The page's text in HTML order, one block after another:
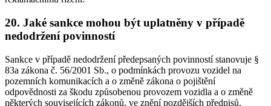
20. Jaké sankce mohou být uplatněny v případě
nedodržení povinností
Sankce v případě nedodržení předepsaných povinností stanovuje §
83a zákona č. 56/2001 Sb., o podmínkách provozu vozidel na
pozemních komunikacích a o změně zákona o pojištění
odpovědnosti za škodu způsobenou provozem vozidla a o změně
některých souvisejících zákonů, ve znění pozdějších předpisů.